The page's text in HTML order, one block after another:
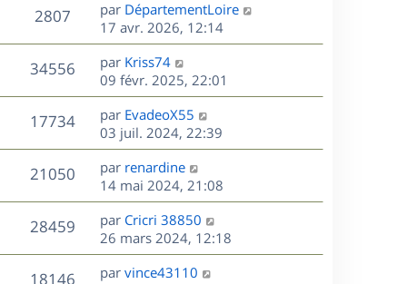
s
n
i
e
r
m
e
s
s
a
g
e
2807V
u
e
s
D
e
r
n
i
e
r
m
e
s
s
a
g
e
par DépartementLoire
17 avr. 2026, 12:14
34556V
u
s
D
e
r
n
i
e
r
m
e
s
s
a
g
par Kriss74
09 févr. 2025, 22:01
17734V
u
s
D
e
r
n
i
e
r
m
e
s
par EvadeoX55
03 juil. 2024, 22:39
21050V
u
D
e
r
n
i
e
r
par renardine
14 mai 2024, 21:08
28459V
u
D
e
r
n
par Cricri 38850
26 mars 2024, 12:18
18146V
D
par vince43110